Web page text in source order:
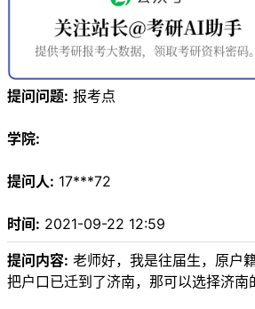
提问问题: 报考点
学院:
提问人: 17***72
时间: 2021-09-22 12:59
提问内容: 老师好，我是往届生，原户
把户口已迁到了济南，那可以选择济南